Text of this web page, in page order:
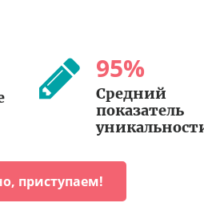
95%
Средний
показатель
приступаем!